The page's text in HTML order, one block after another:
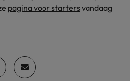
pagina voor startersvandaag